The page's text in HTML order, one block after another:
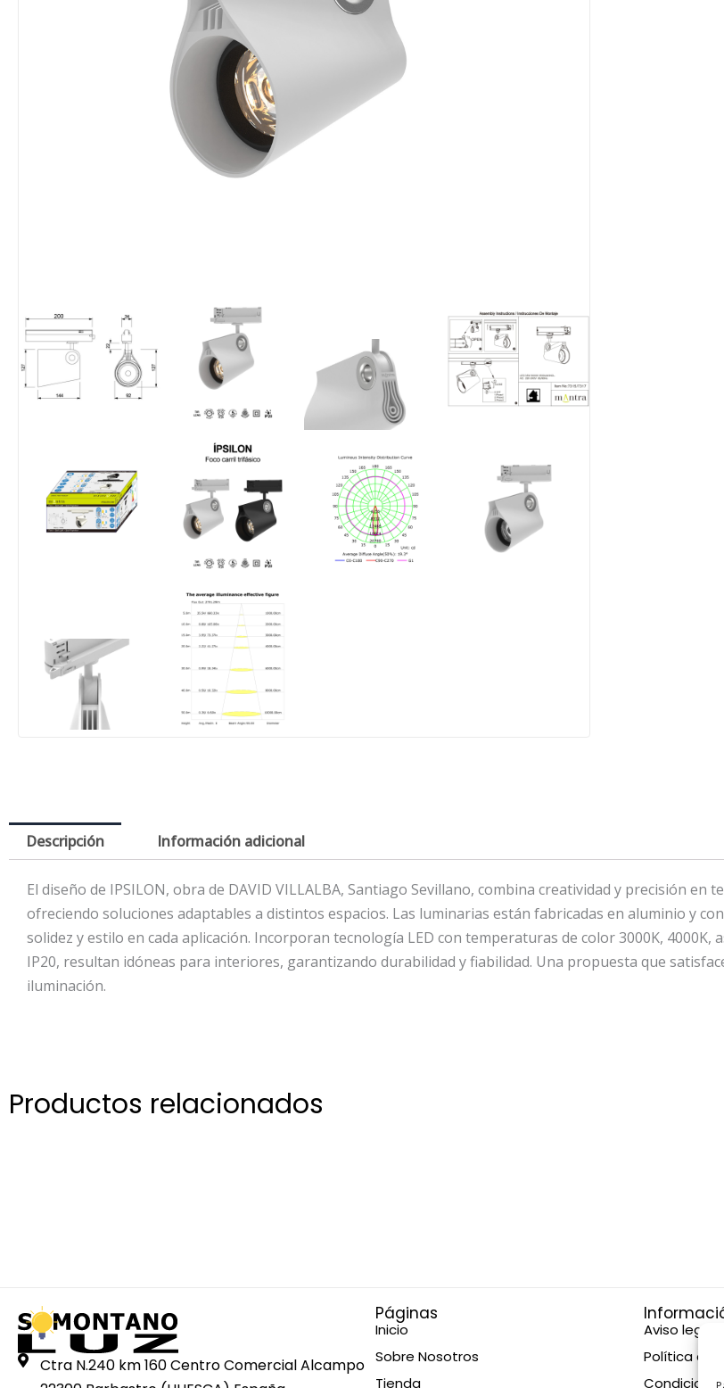
Descripción Información adicional
El diseño de IPSILON, obra de DAVID VILLALBA, Santiago Sevillano, combina creatividad y precisión
ofreciendo soluciones adaptables a distintos espacios. Las luminarias están fabricadas en aluminio y
solidez y estilo en cada aplicación. Incorporan tecnología LED con temperaturas de color 3000K,
IP20, resultan idóneas para interiores, garantizando durabilidad y fiabilidad. Una propuesta que
iluminación.
Productos relacionados
Ctra N.240 km 160 Centro Comercial Alcampo
Páginas
Inicio
Sobre Nosotros
Tienda
Aviso legal
Política de